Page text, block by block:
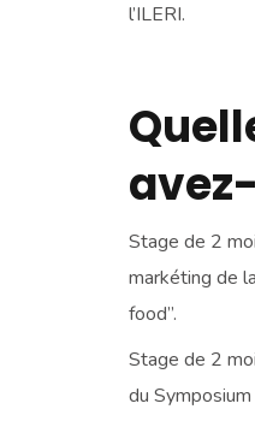
l’ILERI.
Stage de 2
markéting de
food”.
Stage de 2
du